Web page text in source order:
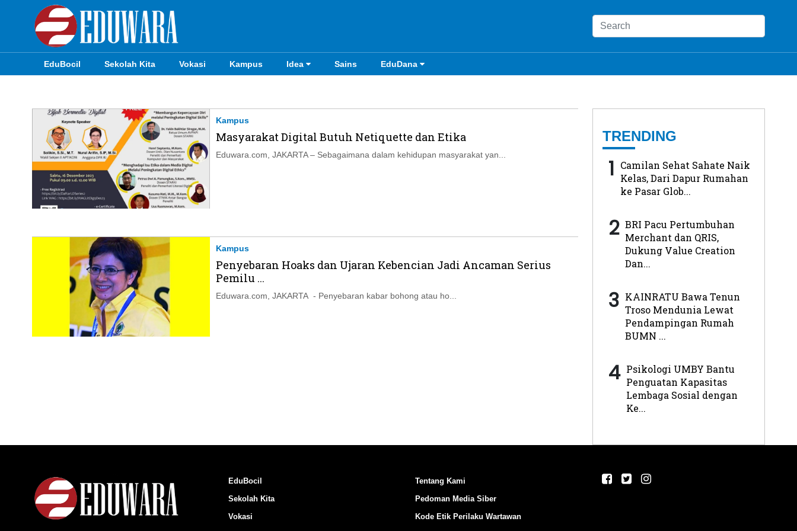
EduBocil Sekolah Kita Vokasi Kampus Idea Sains EduDana
Sekolah Kita
Vokasi
Kampus
Idea
Sains
Ikuti Kami di:
Kampus
Masyarakat Digital Butuh Netiquette dan Etika
Eduwara.com, JAKARTA – Sebagaimana dalam kehidupan masyarakat yan...
Kampus
Penyebaran Hoaks dan Ujaran Kebencian Jadi Ancaman Serius
Pemilu ...
Eduwara.com, JAKARTA - Penyebaran kabar bohong atau ho...
TRENDING
1 Camilan Sehat Sahate Naik
Kelas, Dari Dapur Rumahan
ke Pasar Glob...
2 BRI Pacu Pertumbuhan
Merchant dan QRIS,
Dukung Value Creation
Dan...
3 KAINRATU Bawa Tenun
Troso Mendunia Lewat
Pendampingan Rumah
BUMN ...
4 Psikologi UMBY Bantu
Penguatan Kapasitas
Lembaga Sosial dengan
Ke...
EduBocil
Sekolah Kita
Vokasi
Tentang Kami
Pedoman Media Siber
Kode Etik Perilaku Wartawan